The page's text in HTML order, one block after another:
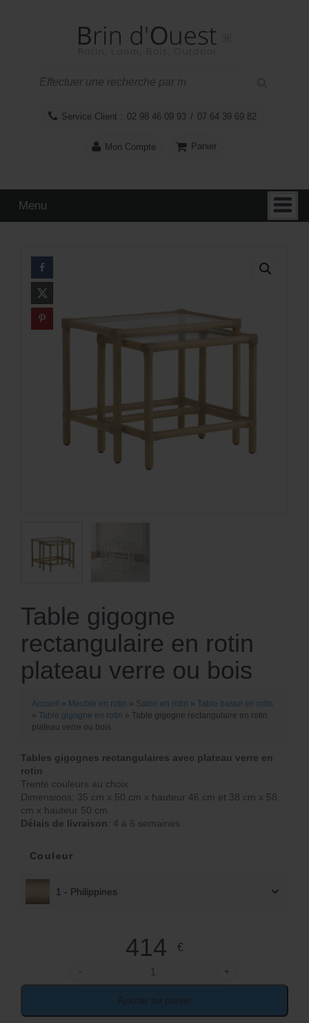
Service Client : 02 98 46 09 93 / 07 64 39 69 82
Mon Compte Panier
Menu
Table gigogne
rectangulaire en rotin
plateau verre ou bois
Accueil » Meuble en rotin » Salon en rotin » Table basse en rotin
» Table gigogne en rotin » Table gigogne rectangulaire en rotin
plateau verre ou bois
Tables gigognes rectangulaires avec plateau verre en
rotin
Trente couleurs au choix
Dimensions: 35 cm x 50 cm x hauteur 46 cm et 38 cm x 58
cm x hauteur 50 cm
Délais de livraison
: 4 à 6 semaines
Couleur
1 - Philippines
414 €
-
quantité de Table gigogne rectangulaire en rotin
+
Ajouter au panier